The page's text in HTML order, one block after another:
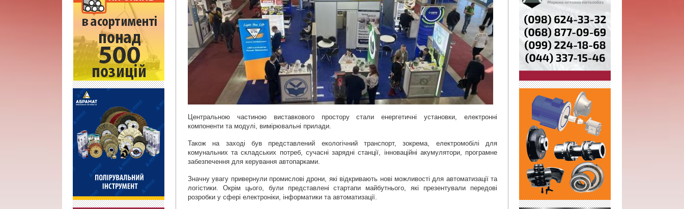
Центральною частиною виставкового простору стали енергетичні установки, електронні
компоненти та модулі, вимірювальні прилади.
Також на заході був представлений екологічний транспорт, зокрема, електромобілі для
комунальних та складських потреб, сучасні зарядні станції, інноваційні акумулятори, програмне
забезпечення для керування автопарками.
Значну увагу привернули промислові дрони, які відкривають нові можливості для автоматизації та
логістики. Окрім цього, були представлені стартапи майбутнього, які презентували передові
розробки у сфері електроніки, інформатики та автоматизації.